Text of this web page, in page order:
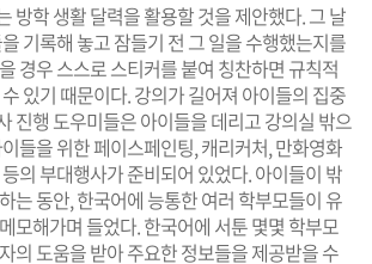
방학 생활 달력을 활용할 것을 제안했다. 그 날
기록해 놓고 잠들기 전 그 일을 수행했는지를
경우 스스로 스티커를 붙여 칭찬하면 규칙적
있기 때문이다. 강의가 길어져 아이들의 집중
진행 도우미들은 아이들을 데리고 강의실 밖으
들을 위한 페이스페인팅, 캐리커처, 만화영화
의 부대행사가 준비되어 있었다. 아이들이 밖
는 동안, 한국어에 능통한 여러 학부모들이 유
모해가며 들었다. 한국어에 서툰 몇몇 학부모
의 도움을 받아 주요한 정보들을 제공받을 수